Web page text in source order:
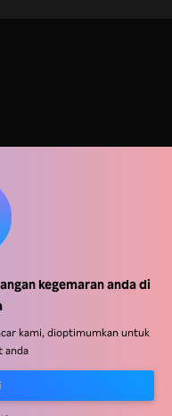
kegemaran anda di
kami, dioptimumkan untuk
anda